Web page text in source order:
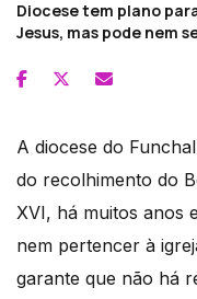
Diocese tem plano
Jesus, mas pode nem
A diocese do
do recolhimento do
XVI, há muitos anos
nem pertencer à
garante que não há